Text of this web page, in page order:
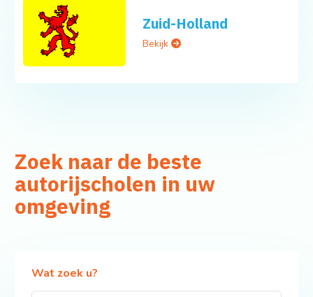
Zuid-Holland
Bekijk
Zoek naar de beste
autorijscholen in uw
omgeving
Wat zoek u?